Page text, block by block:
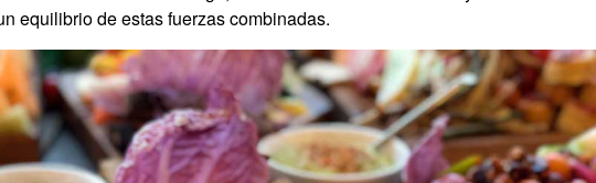
equilibrio de estas fuerzas combinadas.